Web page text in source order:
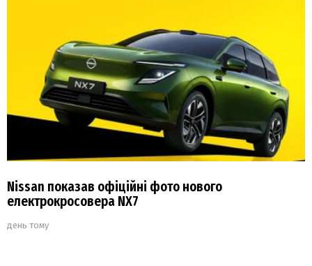
Nissan показав офіційні фото нового
електрокросовера NX7
день тому